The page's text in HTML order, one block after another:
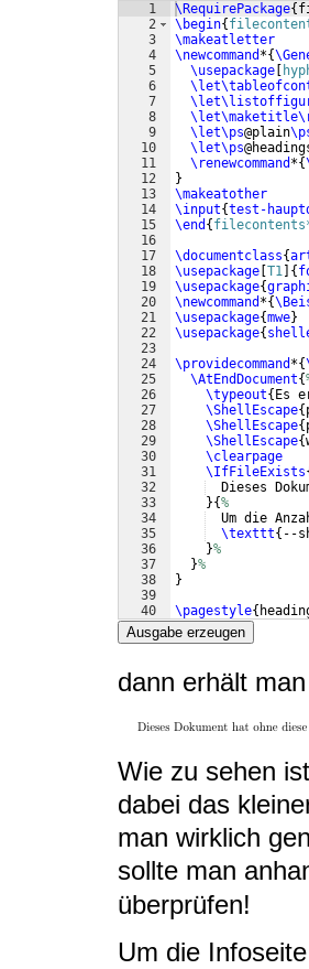
1
2
3
4
5
6
7
8
9
10
11
12
13
14
15
16
17
18
19
20
21
22
23
24
25
26
27
28
29
30
31
32
33
34
35
36
37
38
39
40
41
\RequirePackage{
\begin{
\makeatletter
\newcommand *{
\usepackage
\let\ps@plain
\let\ps
\renewcommand *{
}
\makeatother
\input{test-
\end {
\documentclass{
\usepackage T1 {
\usepackage{
\newcommand *{
\usepackage{mwe}
\usepackage{
\providecommand *{
\AtEndDocument{
\typeout{ Es
\ShellEscape{
\ShellEscape{
\ShellEscape{
\clearpage
\IfFileExists
Dieses
}{%
Um die
\texttt{ --
}%
}%
}
\pagestyle{
Ausgabe erzeugen
dann erhält
Wie zu sehen
dabei das
man wirklich
sollte man
überprüfen!
Um die